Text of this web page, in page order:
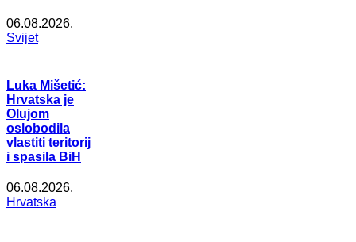
06.08.2026.
Svijet
Luka Mišetić:
Hrvatska je
Olujom
oslobodila
vlastiti teritorij
i spasila BiH
06.08.2026.
Hrvatska